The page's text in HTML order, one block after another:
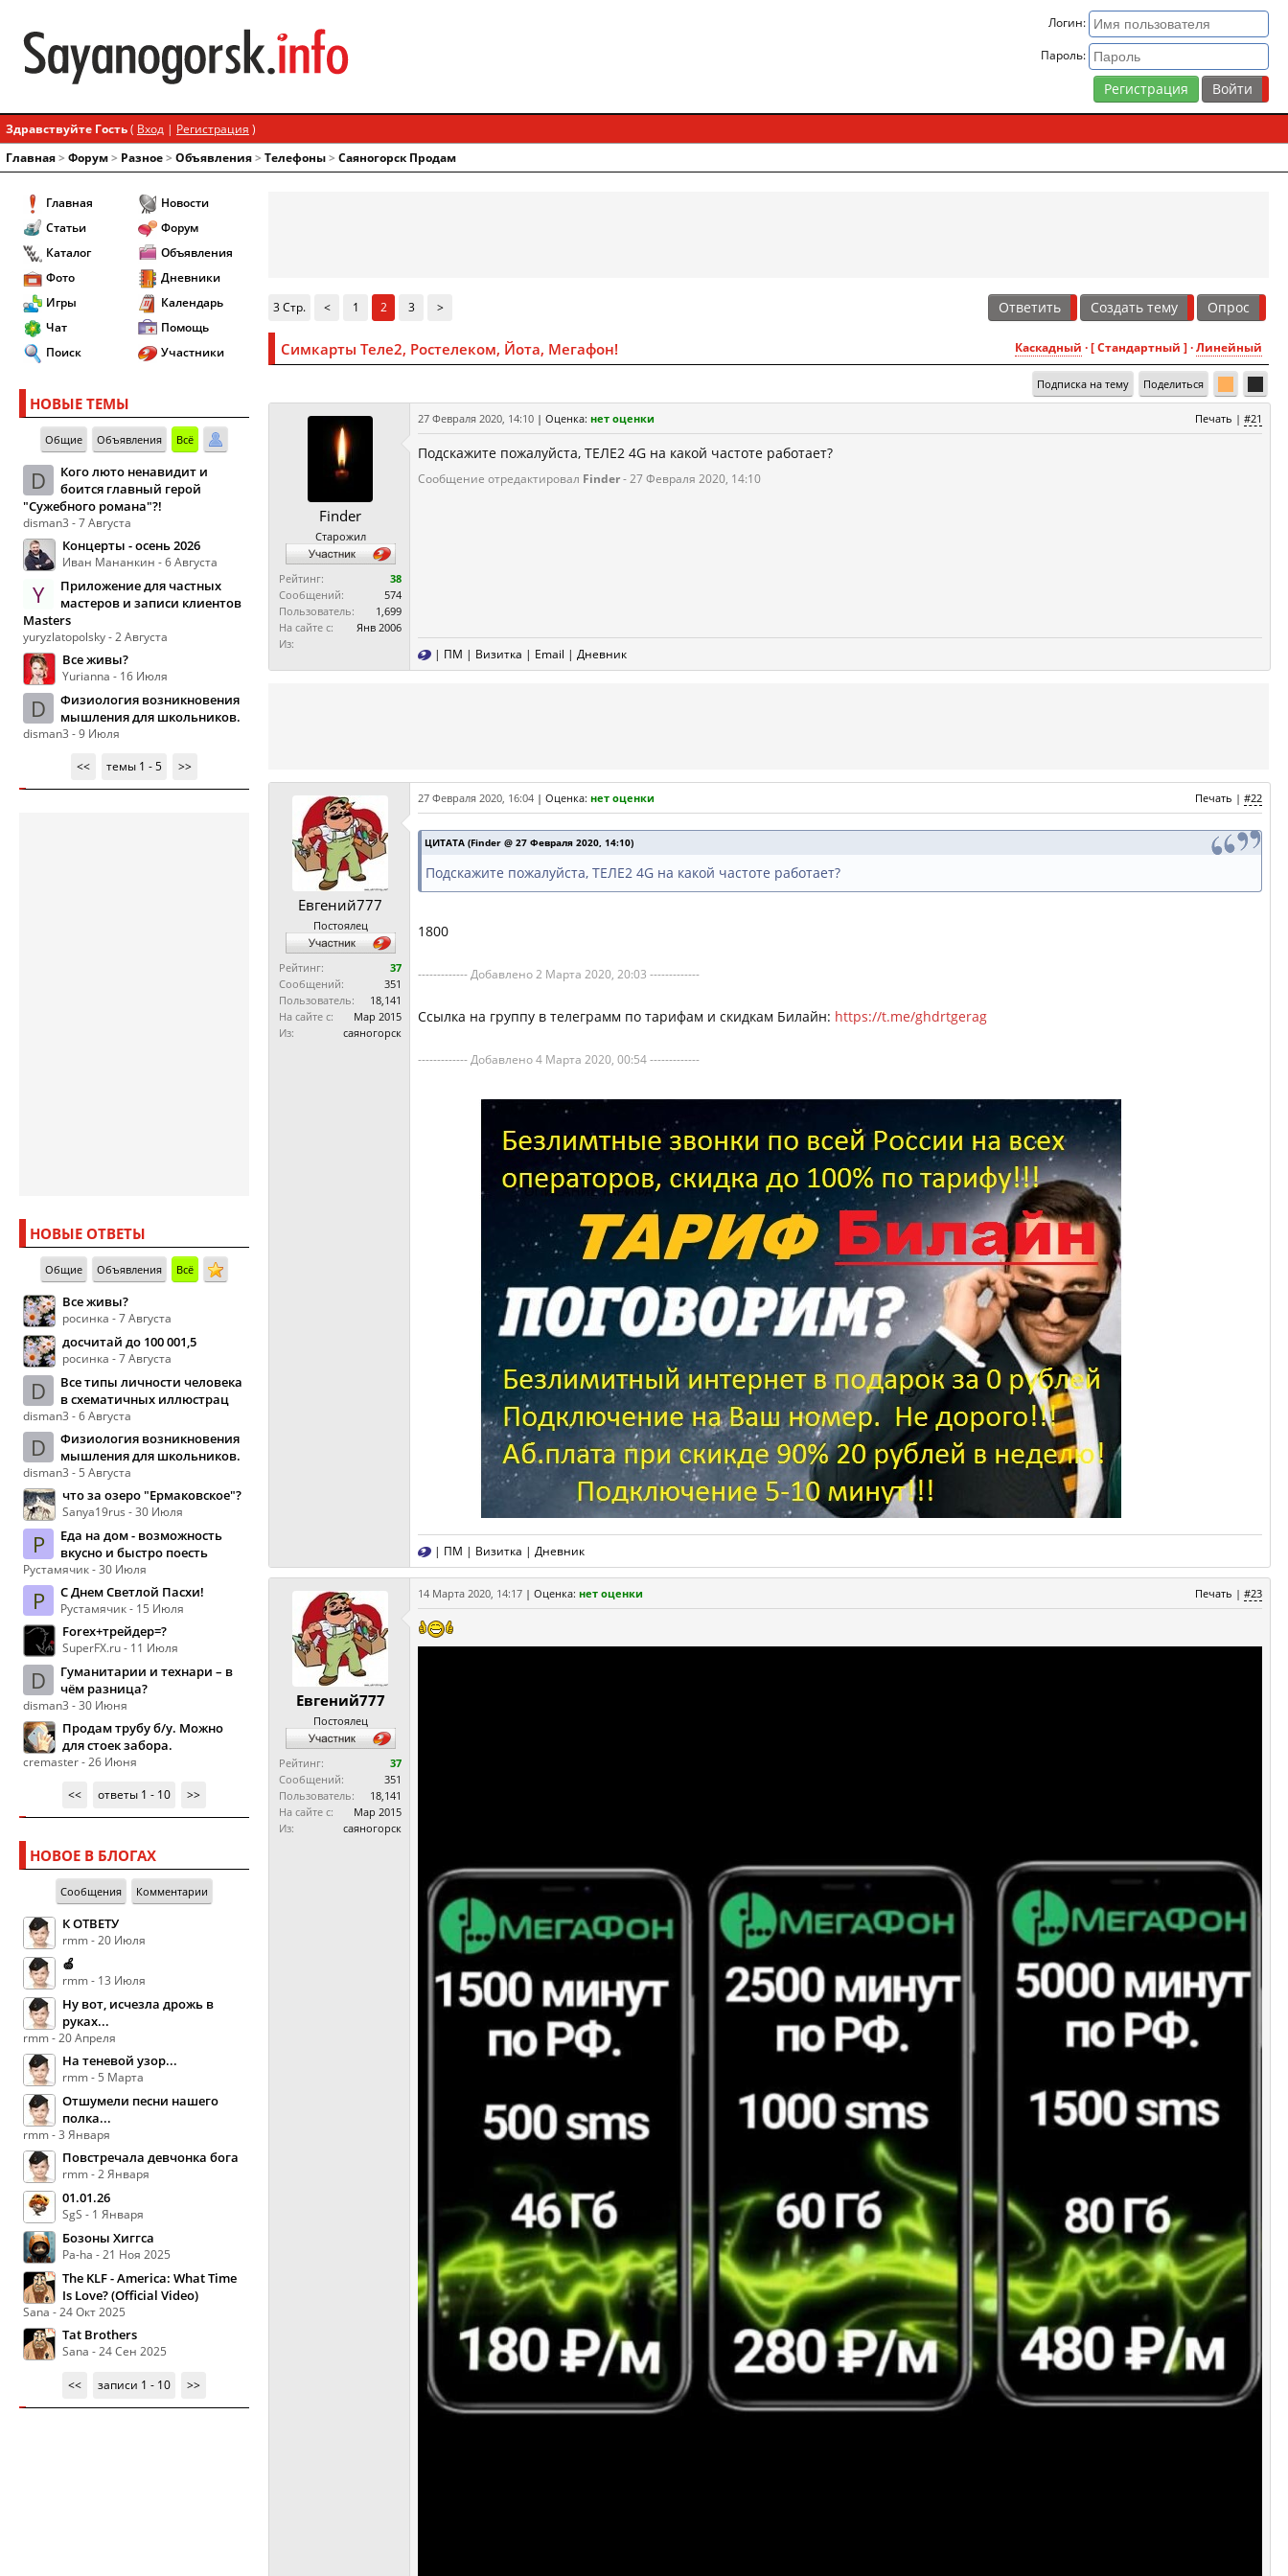
Логин:
Пароль:
Регистрация
Здравствуйте Гость( Вход | Регистрация )
Главная> Форум> Разное> Объявления> Телефоны> Саяногорск Продам
Главная
Статьи
Каталог
Фото
Игры
Чат
Поиск
Новости
Форум
Объявления
Дневники
Календарь
Помощь
Участники
НОВЫЕ ТЕМЫ
Общие Объявления Всё
D
Кого люто ненавидит и
боится главный герой
"Сужебного романа"?!
disman3 - 7 Августа
Концерты - осень 2026
Иван Мананкин - 6 Августа
Y
Приложение для частных
мастеров и записи клиентов
Masters
yuryzlatopolsky - 2 Августа
Все живы?
Yurianna - 16 Июля
D
Физиология возникновения
мышления для школьников.
disman3 - 9 Июля
<<
темы 1 - 5 >>
НОВЫЕ ОТВЕТЫ
Общие Объявления Всё
Все живы?
росинка - 7 Августа
досчитай до 100 001,5
росинка - 7 Августа
D
Все типы личности человека
в схематичных иллюстрац
disman3 - 6 Августа
D
Физиология возникновения
мышления для школьников.
disman3 - 5 Августа
что за озеро "Ермаковское"?
Sanya19rus - 30 Июля
Р
Еда на дом - возможность
вкусно и быстро поесть
Рустамячик - 30 Июля
Р С Днем Светлой Пасхи!
Рустамячик - 15 Июля
Forex+трейдер=?
SuperFX.ru - 11 Июля
D
Гуманитарии и технари – в
чём разница?
disman3 - 30 Июня
Продам трубу б/у. Можно
для стоек забора.
cremaster - 26 Июня
<<
ответы 1 - 10 >>
НОВОЕ В БЛОГАХ
Сообщения Комментарии
К ОТВЕТУ
rmm - 20 Июля
🍏
rmm - 13 Июля
Ну вот, исчезла дрожь в
руках...
rmm - 20 Апреля
На теневой узор...
rmm - 5 Марта
Отшумели песни нашего
полка...
rmm - 3 Января
Повстречала девчонка бога
rmm - 2 Января
01.01.26
SgS - 1 Января
Бозоны Хиггса
Pa-ha - 21 Ноя 2025
The KLF - America: What Time
Is Love? (Official Video)
Sana - 24 Окт 2025
Tat Brothers
Sana - 24 Сен 2025
<< записи 1 - 10 >>
Ответить Создать тему Опрос
3 Стр. < 1 2 3 >
Каскадный · [ Стандартный ] ·Линейный
Симкарты Теле2, Ростелеком, Йота, Мегафон!
Подписка на тему Поделиться
Finder
Старожил
Рейтинг:
38
Сообщений:
574
Пользователь:
1,699
На сайте с:
Янв 2006
Из:
Печать | #21
27 Февраля 2020, 14:10 | Оценка: нет оценки
Подскажите пожалуйста, ТЕЛЕ2 4G на какой частоте работает?
Сообщение отредактировал Finder- 27 Февраля 2020, 14:10
| ПМ | Визитка | Email | Дневник
Евгений777
Постоялец
Рейтинг:
37
Сообщений:
351
Пользователь:
18,141
На сайте с:
Мар 2015
Из:
саяногорск
Печать | #22
27 Февраля 2020, 16:04 | Оценка: нет оценки
ЦИТАТА (Finder @ 27 Февраля 2020, 14:10)
Подскажите пожалуйста, ТЕЛЕ2 4G на какой частоте работает?
1800
------------- Добавлено 2 Марта 2020, 20:03 -------------
Ссылка на группу в телеграмм по тарифам и скидкам Билайн: https://t.me/ghdrtgerag
------------- Добавлено 4 Марта 2020, 00:54 -------------
| ПМ | Визитка | Дневник
Евгений777
Постоялец
Рейтинг:
37
Сообщений:
351
Пользователь:
18,141
На сайте с:
Мар 2015
Из:
саяногорск
Печать | #23
14 Марта 2020, 14:17 | Оценка: нет оценки